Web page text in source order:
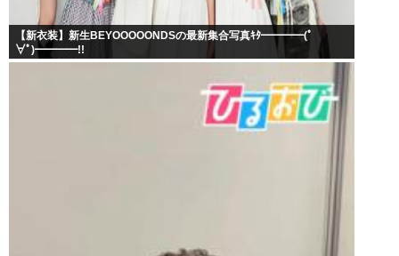
【新衣装】新生BEYOOOOONDSの最新集合写真ｷﾀ━━━━(ﾟ
∀ﾟ)━━━━!!